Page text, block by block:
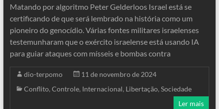
Matando por algoritmo Peter Gelderloos Israel está se
certificando de que será lembrado na história como um
pioneiro do genocídio. Várias fontes militares israelenses
testemunharam que o exército israelense está usando IA
para guiar ataques com mísseis e bombas contra
dio-terpomo
11 de novembro de 2024
Conflito, Controle, Internacional, Libertação, Sociedade
Ler mais